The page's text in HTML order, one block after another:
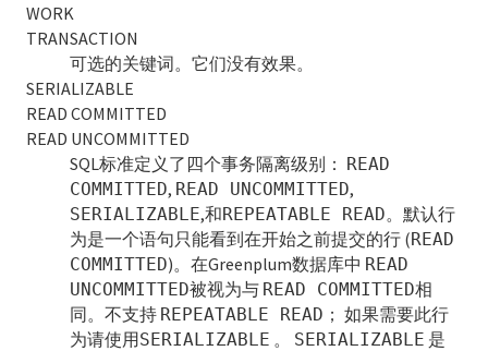
ALTER PROTOCOL
ALTER RESOURCE QUEUE
ALTER ROLE
ALTER SCHEMA
ALTER SEQUENCE
ALTER TABLE
ALTER TABLESPACE
WORK
TRANSACTION
可选的关键词。它们没有效果。
SERIALIZABLE
READ COMMITTED
READ UNCOMMITTED
SQL标准定义了四个事务隔离级别： READ
COMMITTED, READ UNCOMMITTED,
SERIALIZABLE,和REPEATABLE READ。默认行
为是一个语句只能看到在开始之前提交的行 (READ
COMMITTED)。在Greenplum数据库中 READ
UNCOMMITTED被视为与 READ COMMITTED相
同。不支持 REPEATABLE READ ； 如果需要此行
为请使用SERIALIZABLE 。 SERIALIZABLE 是